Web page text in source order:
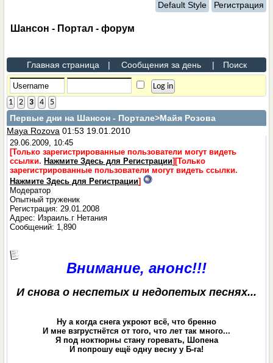
Default Style Регистрация
Шансон - Портал - форум
Главная страница | Сообщения за день | Поиск
1 2 3 4 5
Первые дни на Шансон - Портале>Майя Розова
Maya Rozova 01:53 19.01.2010
29.06.2009, 10:45
[Только зарегистрированные пользователи могут видеть
ссылки. Нажмите Здесь для Регистрации] [Только
зарегистрированные пользователи могут видеть ссылки.
Нажмите Здесь для Регистрации]
Модератор
Опытный труженик
Регистрация: 29.01.2008
Адрес: Израиль.г Нетания
Сообщений: 1,890
Внимание, анонс!!!
И снова о неспетых и недопетых песнях...
Ну а когда снега укроют всё, что бренно
И мне взгрустнётся от того, что лет так много...
Я под ноктюрны стану горевать, Шопена
И попрошу ещё одну весну у Б-га!